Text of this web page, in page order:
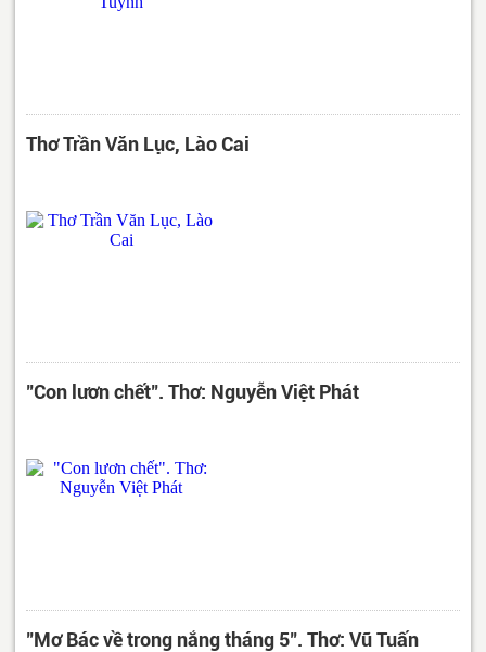
Thơ Trần Văn Lục, Lào Cai
"Con lươn chết". Thơ: Nguyễn Việt Phát
"Mơ Bác về trong nắng tháng 5". Thơ: Vũ Tuấn